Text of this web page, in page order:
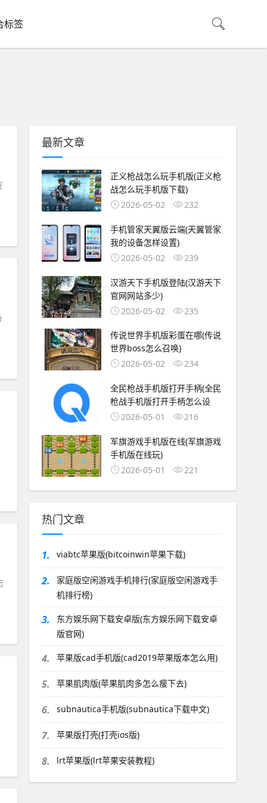
标签
最新文章
正义枪战怎么玩手机版(正义枪
战怎么玩手机版下载)
2026-05-02
232
手机管家天翼版云端(天翼管家
我的设备怎样设置)
2026-05-02
239
汉游天下手机版登陆(汉游天下
官网网站多少)
2026-05-02
235
传说世界手机版彩蛋在哪(传说
世界boss怎么召唤)
2026-05-02
234
全民枪战手机版打开手柄(全民
枪战手机版打开手柄怎么设
2026-05-01
216
军旗游戏手机版在线(军旗游戏
手机版在线玩)
2026-05-01
221
热门文章
1. viabtc苹果版(bitcoinwin苹果下载)
2.
家庭版空闲游戏手机排行(家庭版空闲游戏手
机排行榜)
3.
东方娱乐网下载安卓版(东方娱乐网下载安卓
版官网)
4. 苹果版cad手机版(cad2019苹果版本怎么用)
5. 苹果肌肉版(苹果肌肉多怎么瘦下去)
6. subnautica手机版(subnautica下载中文)
7. 苹果版打壳(打壳ios版)
8. lrt苹果版(lrt苹果安装教程)